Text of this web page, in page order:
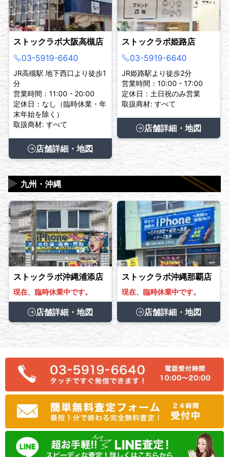
ストックラボ大阪高槻店
03-5919-6640
JR高槻駅 地下西口より徒歩1
分
営業時間：11:00 - 20:00
定休日：なし（臨時休業・年
末年始を除く）
取扱商材: すべて
店舗詳細・地図
ストックラボ姫路店
03-5919-6640
JR姫路駅より徒歩2分
営業時間：10:00 - 17:00
定休日：土日祝のみ営業
取扱商材: すべて
店舗詳細・地図
九州・沖縄
▶
ストックラボ沖縄浦添店
現在、臨時休業中です。
店舗詳細・地図
ストックラボ沖縄那覇店
現在、臨時休業中です。
店舗詳細・地図